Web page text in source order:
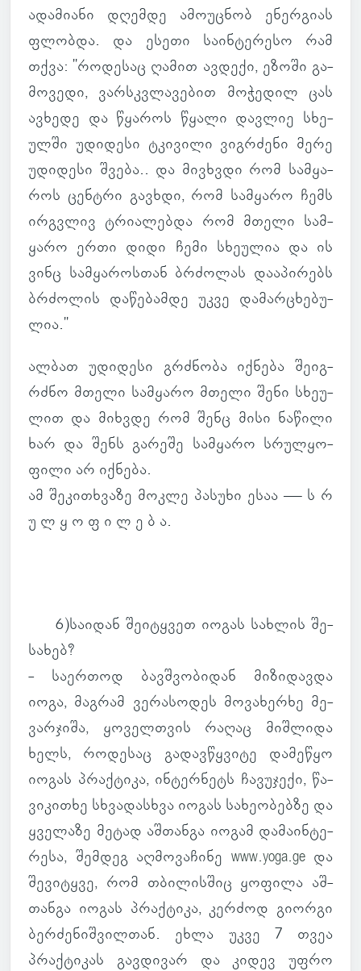
ადა­მი­ანი დღემდე ამო­უც­ნობ ენერ­გიას
ფლობდა. და ესეთი სა­ინ­ტე­რესო რამ
თქვა: "რო­დე­საც ღამით ავ­დექი, ეზოში გა­
მო­ვედი, ვარ­სკვლა­ვე­ბით მო­ჭე­დილ ცას
ავ­ხედე და წყა­როს წყალი დავ­ლიე სხე­
ულში უდი­დესი ტკი­ვილი ვიგ­რძენი მერე
უდი­დესი შვება.. და მივ­ხვდი რომ სამ­ყა­
როს ცენ­ტრი გავ­ხდი, რომ სამ­ყარო ჩემს
ირ­გვლივ ტრი­ა­ლებდა რომ მთელი სამ­
ყარო ერთი დიდი ჩემი სხე­უ­ლია და ის
ვინც სამ­ყა­როს­თან ბრძო­ლას და­ა­პი­რებს
ბრძო­ლის და­წე­ბამდე უკვე და­მარ­ცხე­ბუ­
ლია."
ალბათ უდი­დესი გრძნობა იქ­ნება შე­იგ­
რძნო მთელი სამ­ყარო მთელი შენი სხე­უ­
ლით და მიხ­ვდე რომ შენც მისი ნა­წილი
ხარ და შენს გა­რეშე სამ­ყარო სრულ­ყო­
ფილი არ იქ­ნება.
ამ შე­კი­თხვაზე მოკლე პა­სუხი ესაა — ს რ
უ ლ ყ ო ფ ი ლ ე ბ ა.
6)სა­ი­დან შე­ი­ტყვეთ იოგას სახ­ლის შე­
სა­ხებ?
- სა­ერ­თოდ ბავ­შვო­ბი­დან მი­ზი­დავდა
იოგა, მაგ­რამ ვე­რა­სო­დეს მო­ვა­ხერხე მე­
ვარ­ჯიშა, ყო­ველ­თვის რაღაც მიშ­ლიდა
ხელს, რო­დე­საც გა­დავ­წყვიტე და­მე­წყო
იოგას პრაქ­ტიკა, ინ­ტერ­ნეტს ჩა­ვუ­ჯექი, წა­
ვი­კი­თხე სხვა­დას­ხვა იოგას სა­ხე­ო­ბებზე და
ყვე­ლაზე მეტად აშ­თანგა იოგამ და­მა­ინ­ტე­
რესა, შემ­დეგ აღ­მო­ვა­ჩინე www.yoga.geდა
შე­ვი­ტყვე, რომ თბი­ლის­შიც ყო­ფილა აშ­
თანგა იოგას პრაქ­ტიკა, კერ­ძოდ გი­ორგი
ბერ­ძე­ნიშ­ვილ­თან. ეხლა უკვე 7 თვეა
პრაქ­ტი­კას გავ­დი­ვარ და კიდევ უფრო